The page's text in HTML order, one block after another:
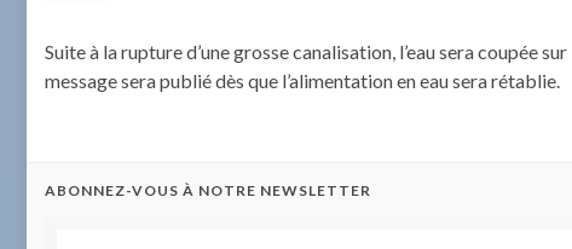
Suite à la rupture d’une grosse canalisation, l’eau sera coupée
message sera publié dès que l’alimentation en eau sera rétablie.
ABONNEZ-VOUS À NOTRE NEWSLETTER